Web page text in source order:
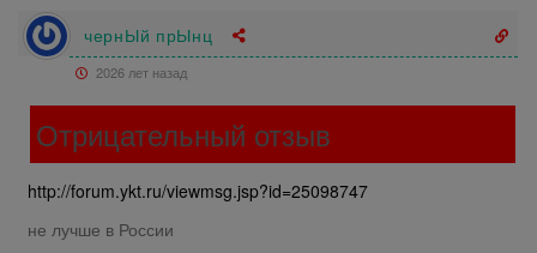
чернЫй прЫнц
2026 лет назад
Отрицательный отзыв
http://forum.ykt.ru/viewmsg.jsp?id=25098747
не лучше в России